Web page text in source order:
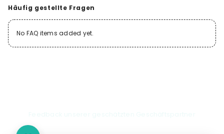
Häufig gestellte Fragen
No FAQ items added yet.